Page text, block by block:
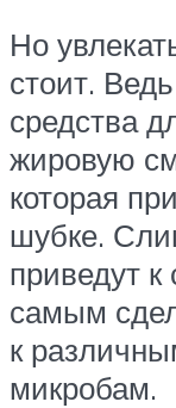
Но
стоит.
средства
жировую
которая
шубке.
приведут к
самым
к
микробам.